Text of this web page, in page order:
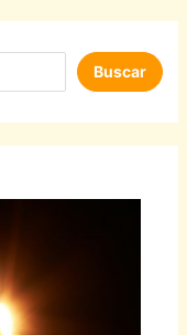
Buscar